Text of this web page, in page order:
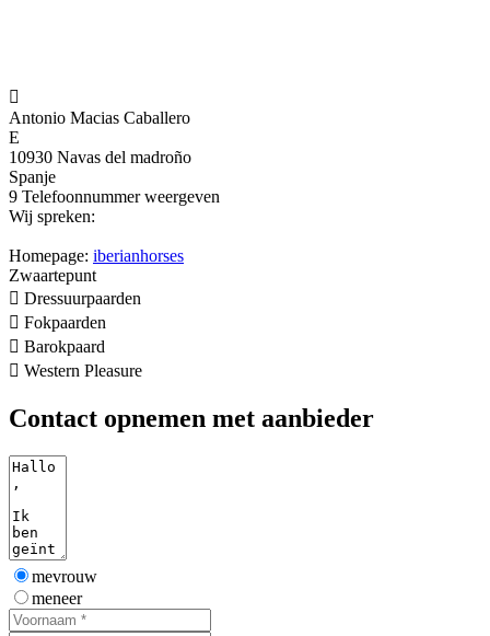

Antonio Macias Caballero
E
10930 Navas del madroño
Spanje
9 Telefoonnummer weergeven
Wij spreken:
Homepage: iberianhorses
Zwaartepunt
 Dressuurpaarden
 Fokpaarden
 Barokpaard
 Western Pleasure
Contact opnemen met aanbieder
mevrouw
meneer